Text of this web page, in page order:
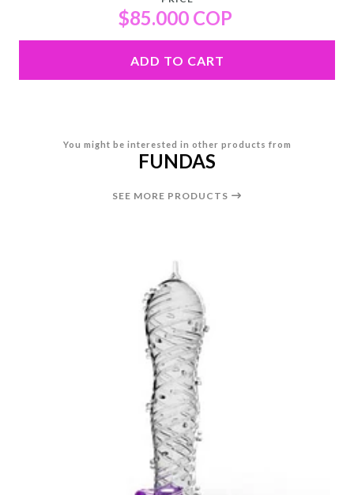
$85.000 COP
ADD TO CART
You might be interested in other products from
FUNDAS
SEE MORE PRODUCTS